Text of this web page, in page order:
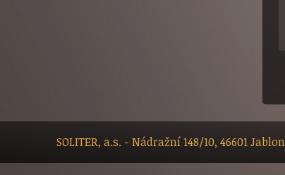
SOLITER, a.s. - Nádražní 148/10, 46601